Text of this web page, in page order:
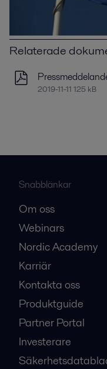
Relaterade
2019-11-11 125 kB
Snabblänkar
Om oss
Webinars
Nordic Academy
Karriär
Kontakta oss
Produktguide
Partner Portal
Investerare